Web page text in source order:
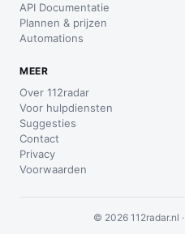
API Documentatie
Plannen & prijzen
Automations
MEER
Over 112radar
Voor hulpdiensten
Suggesties
Contact
Privacy
Voorwaarden
© 2026 112radar.nl ·